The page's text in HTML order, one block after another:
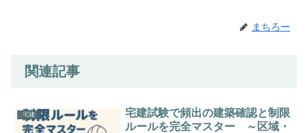
まちろー
関連記事
宅建
宅建試験で頻出の建築確認と制限
ルールを完全マスター ～区域・